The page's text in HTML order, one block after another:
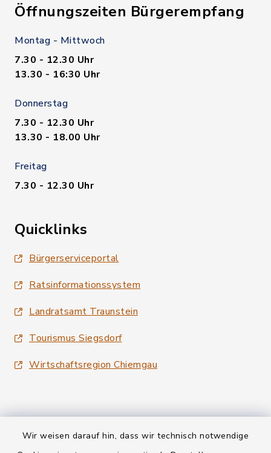
Wir weisen darauf hin, dass wir technisch notwendige
Öffnungszeiten Bürgerempfang
Montag - Mittwoch
7.30 - 12.30 Uhr
13.30 - 16:30 Uhr
Donnerstag
7.30 - 12.30 Uhr
13.30 - 18.00 Uhr
Freitag
7.30 - 12.30 Uhr
Quicklinks
Bürgerserviceportal
Ratsinformationssystem
Landratsamt Traunstein
Tourismus Siegsdorf
Wirtschaftsregion Chiemgau